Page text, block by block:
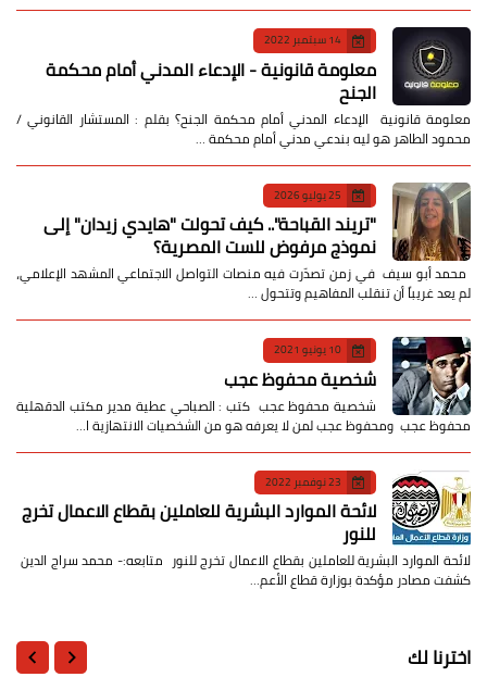
14 سبتمبر 2022
معلومة قانونية - الإدعاء المدني أمام محكمة
الجنح
معلومة قانونية الإدعاء المدني أمام محكمة الجنح؟ بقلم : المستشار القانوني /
محمود الطاهر هو ليه بندعي مدني أمام محكمة …
25 يوليو 2026
​"تريند القباحة".. كيف تحولت "هايدي زيدان" إلى
نموذج مرفوض للست المصرية؟
​ محمد أبو سيف ​في زمن تصدّرت فيه منصات التواصل الاجتماعي المشهد الإعلامي،
لم يعد غريباً أن تنقلب المفاهيم وتتحول …
10 يونيو 2021
شخصية محفوظ عجب
شخصية محفوظ عجب كتب : الصباحي عطية مدير مكتب الدقهلية
محفوظ عجب ومحفوظ عجب لمن لا يعرفه هو من الشخصيات الانتهازية ا…
23 نوفمبر 2022
لائحة الموارد البشرية للعاملين بقطاع الاعمال تخرج
للنور
لائحة الموارد البشرية للعاملين بقطاع الاعمال تخرج للنور متابعه:- محمد سراج الدين
كشفت مصادر مؤكدة بوزارة قطاع الأعم…
اخترنا لك